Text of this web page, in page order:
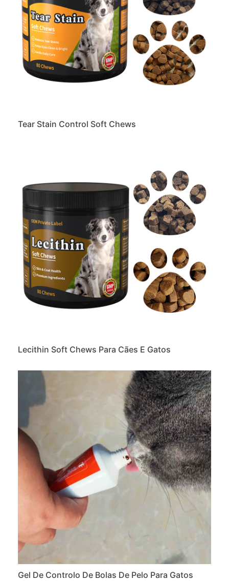
Tear Stain Control Soft Chews
Lecithin Soft Chews Para Cães E Gatos
Gel De Controlo De Bolas De Pelo Para Gatos